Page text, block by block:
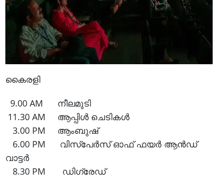
കൈരളി
9.00 AM നീലമുടി
11.30 AM ആപ്പിൾ ചെടികൾ
3.00 PM ആംബുഷ്
6.00 PM വിസ്‌പേർസ്‌ ഓഫ് ഫയർ ആൻഡ്
വാട്ടർ
8.30 PM ഡിഗ്രേഡ്